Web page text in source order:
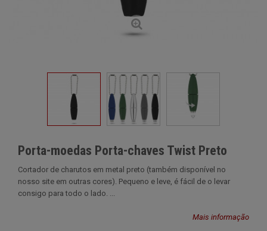
Porta-moedas Porta-chaves Twist Preto
Cortador de charutos em metal preto (também disponível no
nosso site em outras cores). Pequeno e leve, é fácil de o levar
consigo para todo o lado. ...
Mais informação